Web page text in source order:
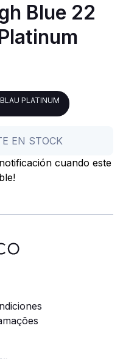
Blue 22
PLATINUM
EN STOCK
cuando este